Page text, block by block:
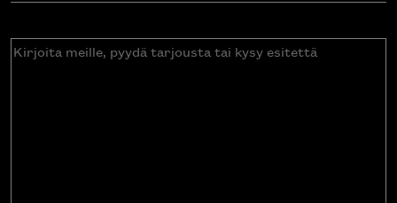
Kirjoita